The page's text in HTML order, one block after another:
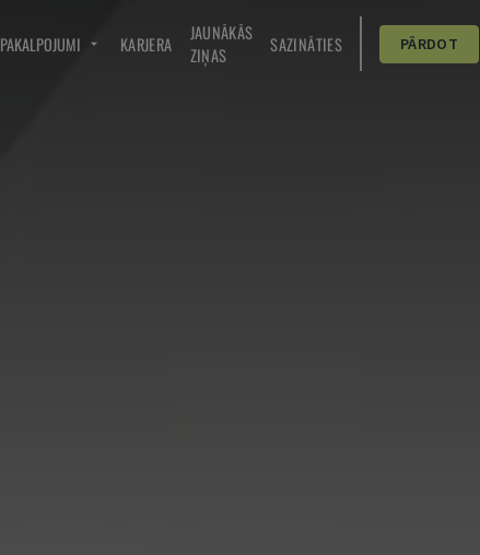
PAKALPOJUMI KARJERA
JAUNĀKĀS
ZIŅAS
SAZINĀTIES PĀRDOT